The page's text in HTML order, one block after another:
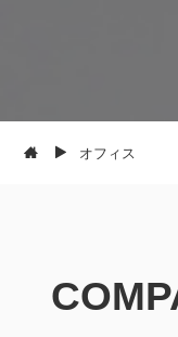
オフィス